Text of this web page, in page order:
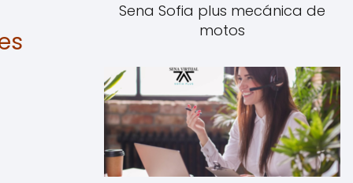
Sena Sofia plus mecánica de
motos